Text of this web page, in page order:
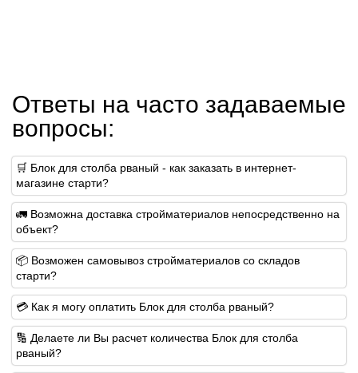
Ответы на часто задаваемые
вопросы:
🛒 Блок для столба рваный - как заказать в интернет-
магазине старти?
🚛 Возможна доставка стройматериалов непосредственно на
объект?
📦 Возможен самовывоз стройматериалов со складов
старти?
💳 Как я могу оплатить Блок для столба рваный?
🔢 Делаете ли Вы расчет количества Блок для столба
рваный?